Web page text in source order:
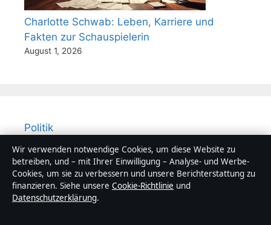
Charlotte Schwab: Leben, Karriere und
Fakten zur Schauspielerin
August 1, 2026
Politik
Reportage
Sport
Technik
Welt
Wir verwenden notwendige Cookies, um diese Website zu
betreiben, und – mit Ihrer Einwilligung – Analyse- und Werbe-
Cookies, um sie zu verbessern und unsere Berichterstattung zu
finanzieren. Siehe unsere Cookie-Richtlinie und
Datenschutzerklärung.